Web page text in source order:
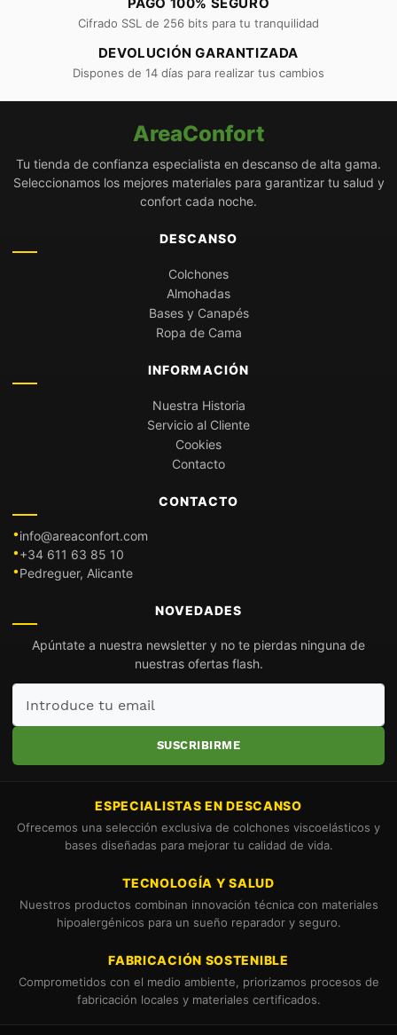
Cifrado SSL de 256 bits para tu tranquilidad
DEVOLUCIÓN GARANTIZADA
Dispones de 14 días para realizar tus cambios
AreaConfort
Tu tienda de confianza especialista en descanso de alta gama.
Seleccionamos los mejores materiales para garantizar tu salud y
confort cada noche.
DESCANSO
Colchones
Almohadas
Bases y Canapés
Ropa de Cama
INFORMACIÓN
Nuestra Historia
Servicio al Cliente
Cookies
Contacto
CONTACTO
info@areaconfort.com
+34 611 63 85 10
Pedreguer, Alicante
NOVEDADES
Apúntate a nuestra newsletter y no te pierdas ninguna de
nuestras ofertas flash.
Introduce
email
SUSCRIBIRME
ESPECIALISTAS EN DESCANSO
Ofrecemos una selección exclusiva de colchones viscoelásticos y
bases diseñadas para mejorar tu calidad de vida.
TECNOLOGÍA Y SALUD
Nuestros productos combinan innovación técnica con materiales
hipoalergénicos para un sueño reparador y seguro.
FABRICACIÓN SOSTENIBLE
Comprometidos con el medio ambiente, priorizamos procesos de
fabricación locales y materiales certificados.